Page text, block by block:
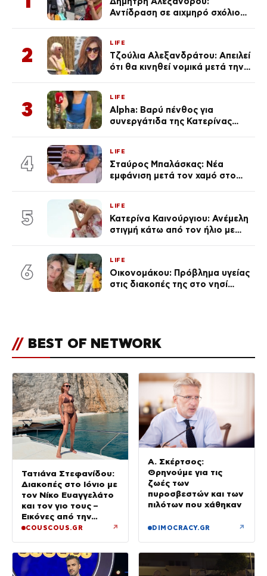
Αντίδραση σε αιχμηρό σχόλιο
2
LIFE
Τζούλια Αλεξανδράτου: Απειλεί
ότι θα κινηθεί νομικά μετά την
3
LIFE
Alpha: Βαρύ πένθος για
συνεργάτιδα της Κατερίνας
του Θεού»
4
LIFE
Σταύρος Μπαλάσκας: Νέα
εμφάνιση μετά τον χαμό στο
5
LIFE
Κατερίνα Καινούργιου: Ανέμελη
στιγμή κάτω από τον ήλιο με
6
LIFE
Οικονομάκου: Πρόβλημα υγείας
στις διακοπές της στο νησί
// BEST OF NETWORK
Τατιάνα Στεφανίδου:
Διακοπές στο Ιόνιο με
τον Νίκο Ευαγγελάτο
και τον γιο τους –
Εικόνες από την
Κεφαλονιά
COUSCOUS.GR ↗
Α. Σκέρτσος:
Θρηνούμε για τις
ζωές των
πυροσβεστών και των
πιλότων που χάθηκαν
DIMOCRACY.GR ↗